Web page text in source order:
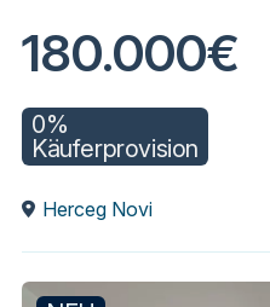
180.000€
0%
Käuferprovision
Herceg Novi